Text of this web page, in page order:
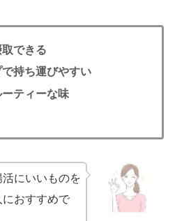
できる
持ち運びやすい
ティーな味
にいいものを
おすすめで